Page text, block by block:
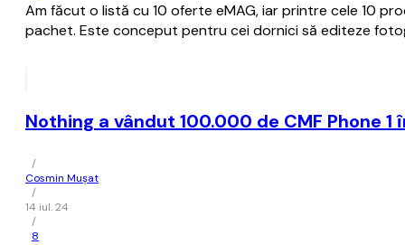
Am făcut o listă cu 10 oferte eMAG, iar printre cele 10
pachet. Este conceput pentru cei dornici să editeze
Nothing a vândut 100.000 de CMF Phone 1
/
Cosmin Mușat
/
14 iul. 24
/
8